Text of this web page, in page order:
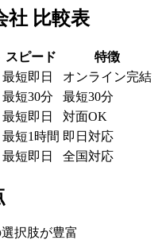
社 比較表
スピード
特徴
最短即日
オンライン完結
最短30分
最短30分
最短即日
対面OK
最短1時間 即日対応
最短即日 全国対応
択肢が豊富